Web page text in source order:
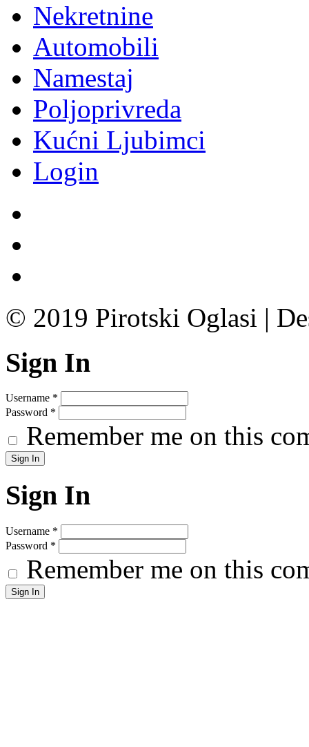
Nekretnine
Automobili
Namestaj
Poljoprivreda
Kućni Ljubimci
Login
© 2019 Pirotski Oglasi |
Sign In
Username *
Password *
Remember me on this
Sign In
Username *
Password *
Remember me on this